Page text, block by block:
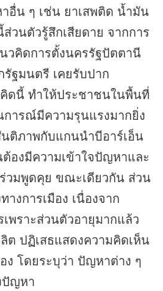
น ๆ เช่น ยาเสพติด น้ำมัน
วนตัวรู้สึกเสียดาย จากการ
วคิดการตั้งนครรัฐปัตตานี
ฐมนตรี เคยรับปาก
ดนี้ ทำให้ประชาชนในพื้นที่
การณ์มีความรุนแรงมากยิ่ง
ติภาพกับแกนนำบีอาร์เอ็น
องมีความเข้าใจปัญหาและ
วมพูดคุย ขณะเดียวกัน ส่วน
งการเมือง เนื่องจาก
พราะส่วนตัวอายุมากแล้ว
ต ปฏิเสธแสดงความคิดเห็น
ง โดยระบุว่า ปัญหาต่าง ๆ
ปัญหา